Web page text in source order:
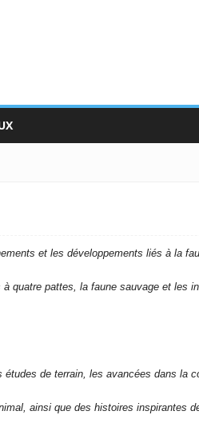
et les développements liés à la
quatre pattes, la faune sauvage et les
de terrain, les avancées dans la
ainsi que des histoires inspirantes